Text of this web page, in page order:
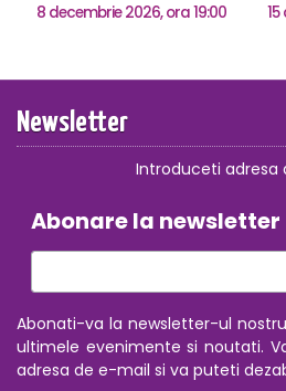
8 decembrie 2026, ora 19:00
Newsletter
Introduceti adresa
Abonare la newsletter
Abonati-va la newsletter-ul
ultimele evenimente si noutati.
adresa de e-mail si va puteti